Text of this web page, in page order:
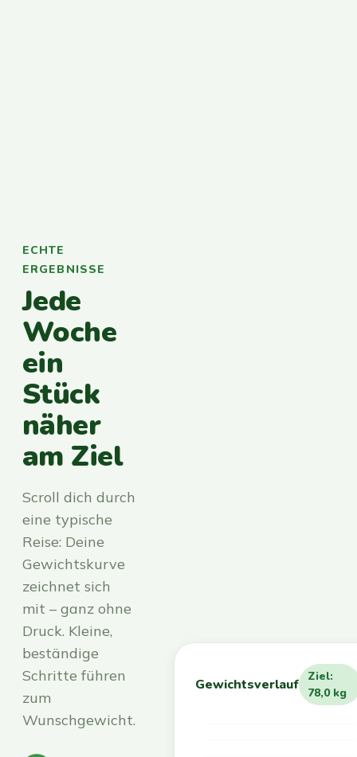
ECHTE
ERGEBNISSE
Jede
Woche
ein
Stück
näher
am Ziel
Scroll dich durch
eine typische
Reise: Deine
Gewichtskurve
zeichnet sich
mit – ganz ohne
Druck. Kleine,
beständige
Schritte führen
zum
Wunschgewicht.
Gewichtsverlauf
Ziel:
78,0 kg